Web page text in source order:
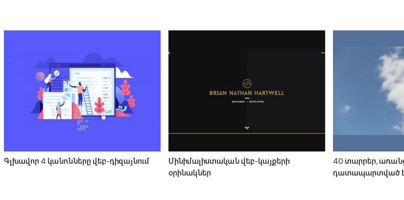
Գլխավոր 4 կանոնները վեբ-դիզայնում
Մինիմալիստական վեբ-կայքերի
օրինակներ
40 տարրեր,
դատապարտված